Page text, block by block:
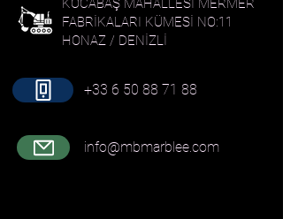
KOCABAŞ MAHALLESİ MERMER
FABRİKALARI KÜMESİ NO:11
HONAZ / DENİZLİ
+33 6 50 88 71 88
info@mbmarblee.com